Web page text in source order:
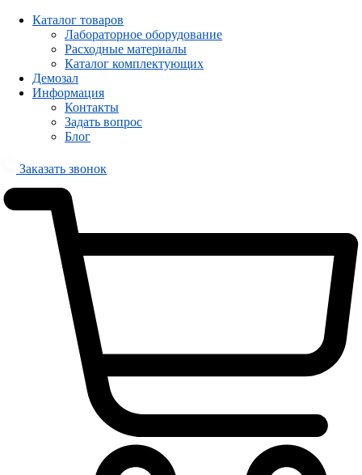
Каталог товаров
Лабораторное оборудование
Расходные материалы
Каталог комплектующих
Демозал
Информация
Контакты
Задать вопрос
Блог
Заказать звонок